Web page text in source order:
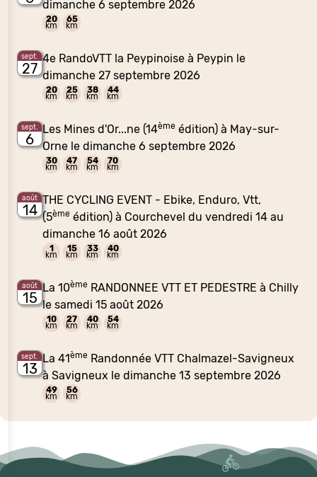
dimanche 6 septembre 2026
20
km
65
km
sept.
27
4e RandoVTT la Peypinoise à Peypin le
dimanche 27 septembre 2026
20
km
25
km
38
km
44
km
sept.
6
Les Mines d'Or...ne (14ème édition) à May-sur-
Orne le dimanche 6 septembre 2026
30
km
47
km
54
km
70
km
août
14
THE CYCLING EVENT - Ebike, Enduro, Vtt,
(5ème édition) à Courchevel du vendredi 14 au
dimanche 16 août 2026
1
km
15
km
33
km
40
km
août
15
La 10ème RANDONNEE VTT ET PEDESTRE à Chilly
le samedi 15 août 2026
10
km
27
km
40
km
54
km
sept.
13
La 41ème Randonnée VTT Chalmazel-Savigneux
à Savigneux le dimanche 13 septembre 2026
49
km
56
km